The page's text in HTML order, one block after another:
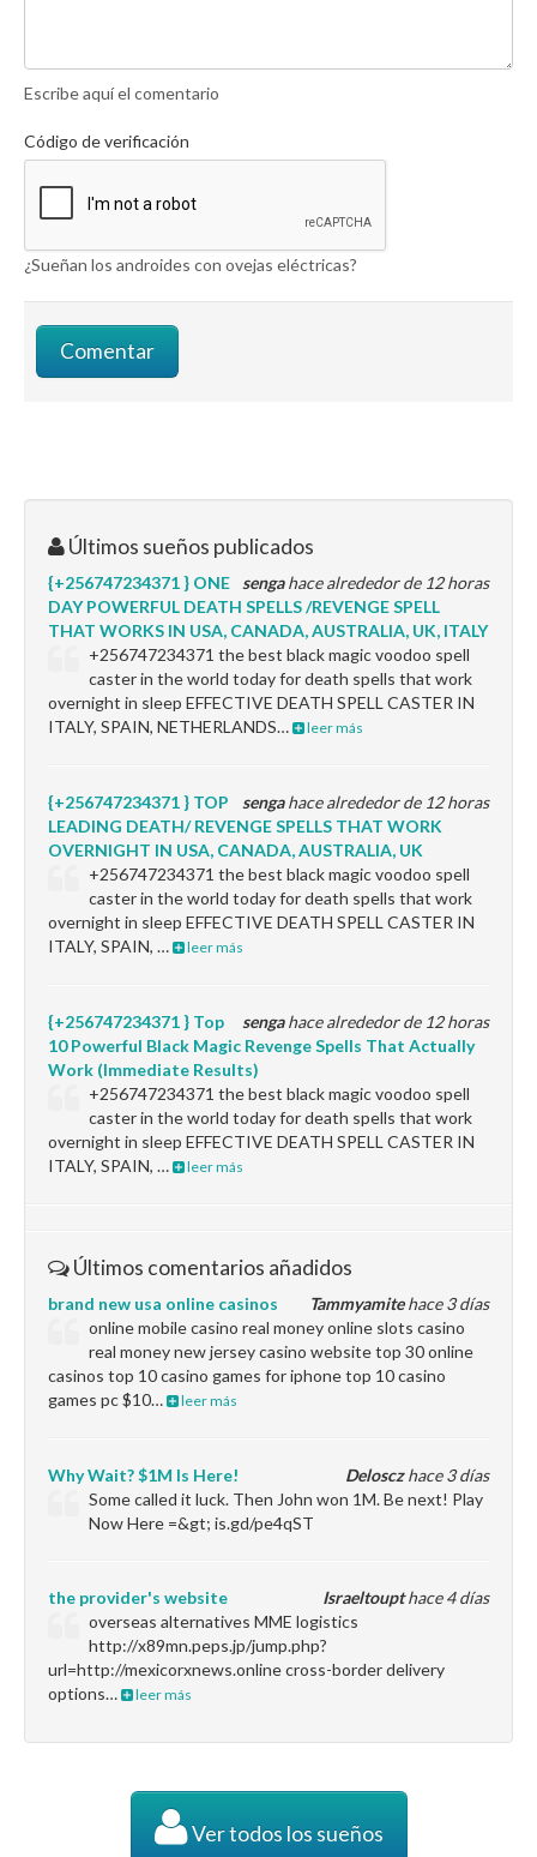
Escribe aquí el comentario
Código de verificación
¿Sueñan los androides con ovejas eléctricas?
Últimos sueños publicados
sengahace alrededor de 12 horas
{+256747234371 } ONE
DAY POWERFUL DEATH SPELLS /REVENGE SPELL
THAT WORKS IN USA, CANADA, AUSTRALIA, UK, ITALY
+256747234371 the best black magic voodoo spell
caster in the world today for death spells that work
overnight in sleep EFFECTIVE DEATH SPELL CASTER IN
ITALY, SPAIN, NETHERLANDS…
leer más
sengahace alrededor de 12 horas
{+256747234371 } TOP
LEADING DEATH/ REVENGE SPELLS THAT WORK
OVERNIGHT IN USA, CANADA, AUSTRALIA, UK
+256747234371 the best black magic voodoo spell
caster in the world today for death spells that work
overnight in sleep EFFECTIVE DEATH SPELL CASTER IN
ITALY, SPAIN, …
leer más
sengahace alrededor de 12 horas
{+256747234371 } Top
10 Powerful Black Magic Revenge Spells That Actually
Work (Immediate Results)
+256747234371 the best black magic voodoo spell
caster in the world today for death spells that work
overnight in sleep EFFECTIVE DEATH SPELL CASTER IN
ITALY, SPAIN, …
leer más
Últimos comentarios añadidos
Tammyamitehace 3 días
brand new usa online casinos
online mobile casino real money online slots casino
real money new jersey casino website top 30 online
casinos top 10 casino games for iphone top 10 casino
games pc $10…
leer más
Delosczhace 3 días
Why Wait? $1M Is Here!
Some called it luck. Then John won 1M. Be next! Play
Now Here =&gt; is.gd/pe4qST
Israeltoupthace 4 días
the provider's website
overseas alternatives MME logistics
http://x89mn.peps.jp/jump.php?
url=http://mexicorxnews.online cross-border delivery
options…
leer más
Ver todos los sueños